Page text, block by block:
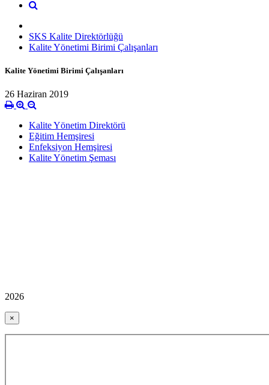
SKS Kalite Direktörlüğü
Kalite Yönetimi Birimi Çalışanları
Kalite Yönetimi Birimi Çalışanları
26 Haziran 2019
Kalite Yönetim Direktörü
Eğitim Hemşiresi
Enfeksiyon Hemşiresi
Kalite Yönetim Şeması
2026
×